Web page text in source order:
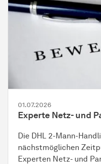
01.07.2026
Experte Netz- und
Die DHL 2-Mann-
nächstmöglichen
Experten Netz- und